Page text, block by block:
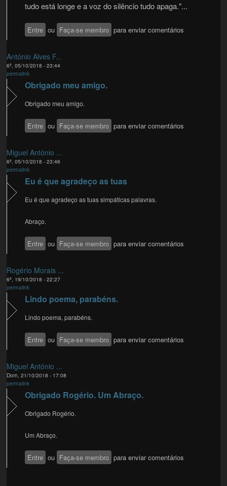
tudo está longe e a voz do silêncio tudo apaga."...
Entre ou Faça-se membro para enviar comentários
António Alves F...
6ª, 05/10/2018 - 23:44
permalink
Obrigado meu amigo.
Obrigado meu amigo.
Entre ou Faça-se membro para enviar comentários
Miguel António ...
6ª, 05/10/2018 - 23:46
permalink
Eu é que agradeço as tuas
Eu é que agradeço as tuas simpáticas palavras.
Abraço.
Entre ou Faça-se membro para enviar comentários
Rogério Morais ...
6ª, 19/10/2018 - 22:27
permalink
Lindo poema, parabéns.
Lindo poema, parabéns.
Entre ou Faça-se membro para enviar comentários
Miguel António ...
Dom, 21/10/2018 - 17:08
permalink
Obrigado Rogério. Um Abraço.
Obrigado Rogério.
Um Abraço.
Entre ou Faça-se membro para enviar comentários